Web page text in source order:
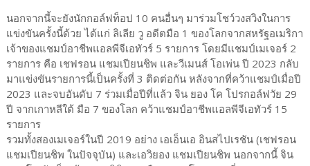
นอกจากนี้จะยังนักกอล์ฟท็อป 10 คนอื่นๆ มาร่วมโชว์วงสวิงในการ
แข่งขันครั้งนี้ด้วย ได้แก่ ลิเลีย วู อดีตมือ 1 ของโลกจากสหรัฐอเมริกา
เจ้าของแชมป์อาชีพแอลพีจีเอทัวร์ 5 รายการ โดยมีแชมป์เมเจอร์ 2
รายการ คือ เชฟรอน แชมเปียนชิพ และวีเมนส์ โอเพ่น ปี 2023 กลับ
มาแข่งขันรายการนี้เป็นครั้งที่ 3 ติดต่อกัน หลังจากที่คว้าแชมป์เมื่อปี
2023 และจบอันดับ 7 ร่วมเมื่อปีที่แล้ว จิน ยอง โค โปรกอล์ฟวัย 29
ปี จากเกาหลีใต้ มือ 7 ของโลก คว้าแชมป์อาชีพแอลพีจีเอทัวร์ 15
รายการ
รวมทั้งสองเมเจอร์ในปี 2019 อย่าง เอเอ็นเอ อินสไปเรชัน (เชฟรอน
แชมเปียนชิพ ในปัจจุบัน) และเอวิยอง แชมเปียนชิพ นอกจากนี้ จิน